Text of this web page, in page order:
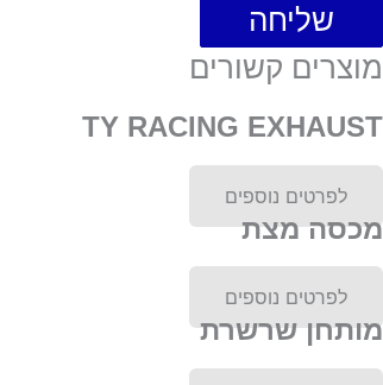
שליחה
מוצרים קשורים
TY RACING EXHAUST
לפרטים נוספים
מכסה מצת
לפרטים נוספים
מותחן שרשרת